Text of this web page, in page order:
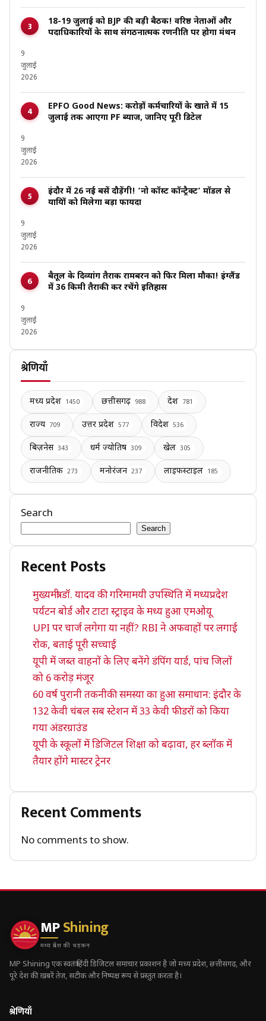
18-19 जुलाई को BJP की बड़ी बैठक! वरिष्ठ नेताओं और
पदाधिकारियों के साथ संगठनात्मक रणनीति पर होगा मंथन
9
जुलाई
2026
EPFO Good News: करोड़ों कर्मचारियों के खाते में 15
जुलाई तक आएगा PF ब्याज, जानिए पूरी डिटेल
9
जुलाई
2026
इंदौर में 26 नई बसें दौड़ेंगी! ‘नो कॉस्ट कॉन्ट्रैक्ट’ मॉडल से
यात्रियों को मिलेगा बड़ा फायदा
9
जुलाई
2026
बैतूल के दिव्यांग तैराक रामबरन को फिर मिला मौका! इंग्लैंड
में 36 किमी तैराकी कर रचेंगे इतिहास
9
जुलाई
2026
श्रेणियाँ
मध्य प्रदेश 1450 छत्तीसगढ़ 988 देश 781
राज्य 709 उत्तर प्रदेश 577 विदेश 536
बिज़नेस 343 धर्म ज्योतिष 309 खेल 305
राजनीतिक 273 मनोरंजन 237 लाइफस्टाइल 185
Search
Search
Recent Posts
मुख्यमंत्री डॉ. यादव की गरिमामयी उपस्थिति में मध्यप्रदेश
पर्यटन बोर्ड और टाटा स्ट्राइव के मध्य हुआ एमओयू
UPI पर चार्ज लगेगा या नहीं? RBI ने अफवाहों पर लगाई
रोक, बताई पूरी सच्चाई
यूपी में जब्त वाहनों के लिए बनेंगे डंपिंग यार्ड, पांच जिलों
को 6 करोड़ मंजूर
60 वर्ष पुरानी तकनीकी समस्या का हुआ समाधान: इंदौर के
132 केवी चंबल सब स्टेशन में 33 केवी फीडरों को किया
गया अंडरग्राउंड
यूपी के स्कूलों में डिजिटल शिक्षा को बढ़ावा, हर ब्लॉक में
तैयार होंगे मास्टर ट्रेनर
Recent Comments
No comments to show.
MPShining
मध्य प्रदेश की धड़कन
MP Shining एक स्वतंत्र हिंदी डिजिटल समाचार प्रकाशन है जो मध्य प्रदेश, छत्तीसगढ़, और
पूरे देश की ख़बरें तेज़, सटीक और निष्पक्ष रूप से प्रस्तुत करता है।
श्रेणियाँ